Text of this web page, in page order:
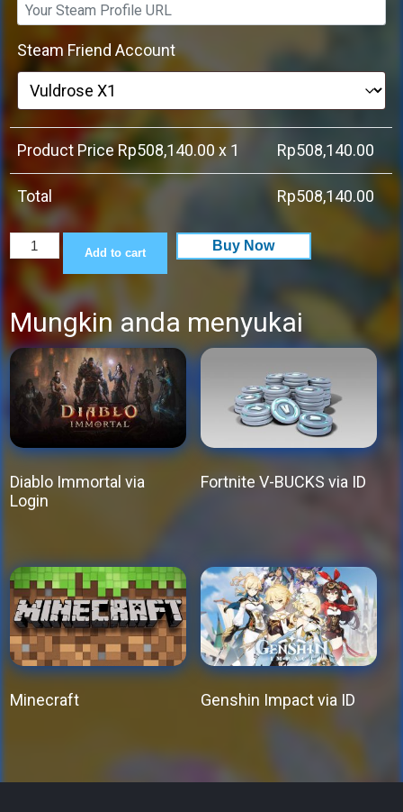
Steam Friend Account
Product Price Rp508,140.00x 1 Rp508,140.00
Total Rp508,140.00
Rune
Factory
Special
quantity
Add to cart Buy Now
Mungkin anda menyukai
Diablo Immortal via
Login
product
has
multiple
variants.
The
Fortnite V-BUCKS via ID
has
multiple
variants.
The
options
may
Minecraft
has
Genshin Impact via ID
product
has